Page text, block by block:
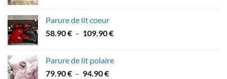
à
Parure de lit coeur
58.90€ – 109.90€Plage
58.90 €
Parure de lit polaire
79.90€ – 94.90€Plage